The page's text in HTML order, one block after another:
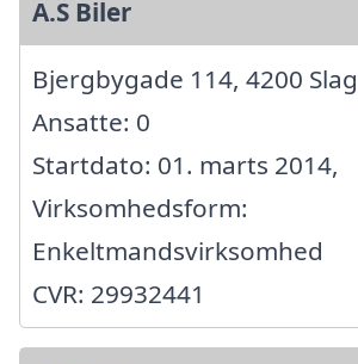
A.S Biler
Bjergbygade 114, 4200
Ansatte: 0
Startdato: 01. marts 2014,
Virksomhedsform:
Enkeltmandsvirksomhed
CVR: 29932441